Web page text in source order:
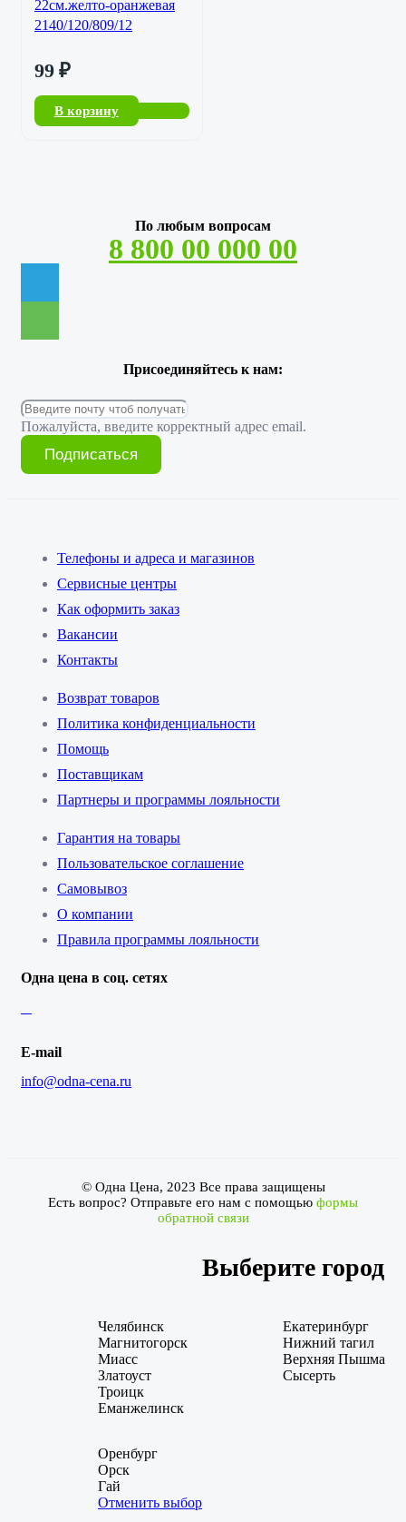
22см.желто-оранжевая
2140/120/809/12
99 ₽
В корзину
По любым вопросам
8 800 00 000 00
Присоединяйтесь к нам:
Пожалуйста, введите корректный адрес email.
Подписаться
Телефоны и адреса и магазинов
Сервисные центры
Как оформить заказ
Вакансии
Контакты
Возврат товаров
Политика конфиденциальности
Помощь
Поставщикам
Партнеры и программы лояльности
Гарантия на товары
Пользовательское соглашение
Самовывоз
О компании
Правила программы лояльности
Одна цена в соц. сетях
E-mail
info@odna-cena.ru
© Одна Цена, 2023 Все права защищены
Есть вопрос? Отправьте его нам с помощью формы
обратной связи
Выберите город
Челябинск
Магнитогорск
Миасс
Златоуст
Троицк
Еманжелинск
Екатеринбург
Нижний тагил
Верхняя Пышма
Сысерть
Оренбург
Орск
Гай
Отменить выбор